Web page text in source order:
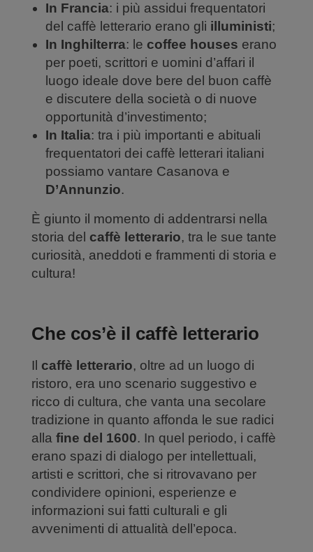
In Francia: i più assidui frequentatori
del caffè letterario erano gli illuministi;
In Inghilterra: le coffee houses erano
per poeti, scrittori e uomini d’affari il
luogo ideale dove bere del buon caffè
e discutere della società o di nuove
opportunità d’investimento;
In Italia: tra i più importanti e abituali
frequentatori dei caffè letterari italiani
possiamo vantare Casanova e
D’Annunzio.
È giunto il momento di addentrarsi nella
storia del caffè letterario, tra le sue tante
curiosità, aneddoti e frammenti di storia e
cultura!
Che cos’è il caffè letterario
Il caffè letterario, oltre ad un luogo di
ristoro, era uno scenario suggestivo e
ricco di cultura, che vanta una secolare
tradizione in quanto affonda le sue radici
alla fine del 1600. In quel periodo, i caffè
erano spazi di dialogo per intellettuali,
artisti e scrittori, che si ritrovavano per
condividere opinioni, esperienze e
informazioni sui fatti culturali e gli
avvenimenti di attualità dell’epoca.